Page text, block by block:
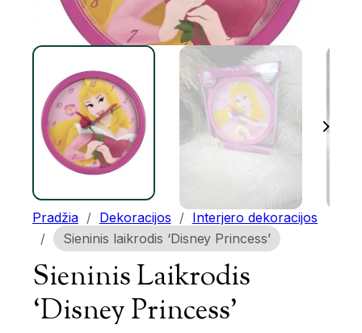
Pradžia / Dekoracijos / Interjero dekoracijos
/
Sieninis laikrodis ‘Disney Princess’
Sieninis Laikrodis
‘Disney Princess’